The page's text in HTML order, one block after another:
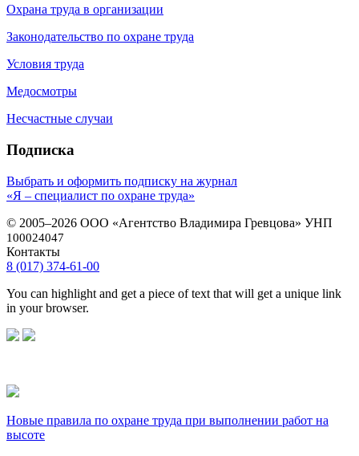
Охрана труда в организации
Законодательство по охране труда
Условия труда
Медосмотры
Несчастные случаи
Подписка
Выбрать и оформить подписку на журнал
«Я – специалист по охране труда»
© 2005–2026 ООО «Агентство Владимира Гревцова» УНП
100024047
Контакты
8 (017) 374-61-00
You can highlight and get a piece of text that will get a unique link
in your browser.
Новые правила по охране труда при выполнении работ на
высоте